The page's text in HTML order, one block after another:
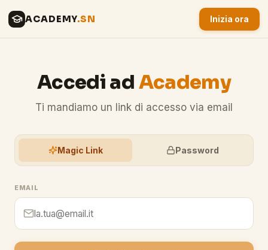
ACADEMY.SN Inizia ora
Accedi ad Academy
Ti mandiamo un link di accesso via email
Magic Link Password
EMAIL